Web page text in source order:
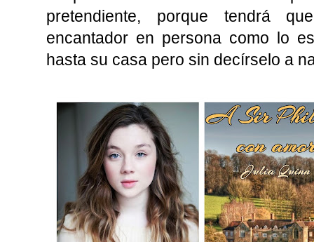
pretendiente, porque tendrá
encantador en persona como lo
hasta su casa pero sin decírselo a